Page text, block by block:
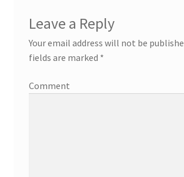
Leave a Reply
Your email address will not be
fields are marked *
Comment